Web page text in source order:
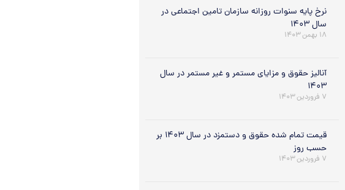
نرخ پایه سنوات روزانه سازمان تامین اجتماعی در
سال ۱۴۰۳
۱۸ بهمن ۱۴۰۳
آنالیز حقوق و مزایای مستمر و غیر مستمر در سال
۱۴۰۳
۷ فروردین ۱۴۰۳
قیمت تمام شده حقوق و دستمزد در سال ۱۴۰۳ بر
حسب روز
۷ فروردین ۱۴۰۳